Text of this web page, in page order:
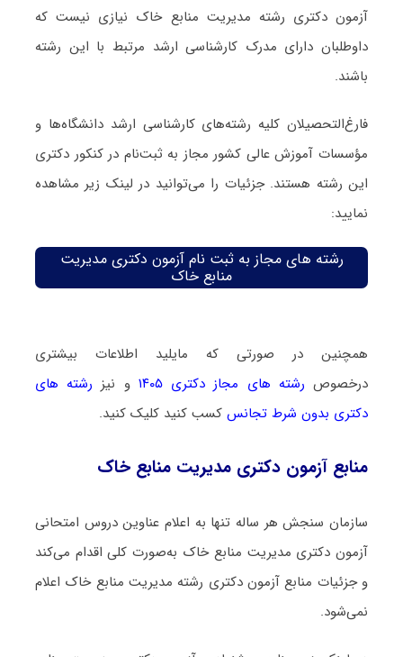
آزمون دکتری رشته مدیریت منابع خاک نیازی نیست که
داوطلبان دارای مدرک کارشناسی ارشد مرتبط با این رشته
باشند.
فارغ‌‌التحصیلان کلیه رشته‌های کارشناسی ارشد دانشگاه‌ها و
مؤسسات آموزش عالی کشور مجاز به ثبت‌نام در کنکور دکتری
این رشته هستند. جزئیات را می‌توانید در لینک زیر مشاهده
نمایید:
رشته های مجاز به ثبت نام آزمون دکتری مدیریت
منابع خاک
همچنین در صورتی که مایلید اطلاعات بیشتری
درخصوص رشته های مجاز دکتری ۱۴۰۵ و نیز رشته های
دکتری بدون شرط تجانسکسب کنید کلیک کنید.
منابع آزمون دکتری مدیریت منابع خاک
سازمان سنجش هر ساله تنها به اعلام عناوین دروس امتحانی
آزمون دکتری مدیریت منابع خاک به‌صورت کلی اقدام می‌کند
و جزئیات منابع آزمون دکتری رشته مدیریت منابع خاک اعلام
نمی‌شود.